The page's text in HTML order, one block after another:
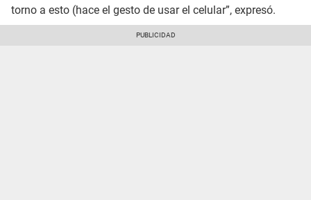
torno a esto (hace el gesto de usar el celular”, expresó.